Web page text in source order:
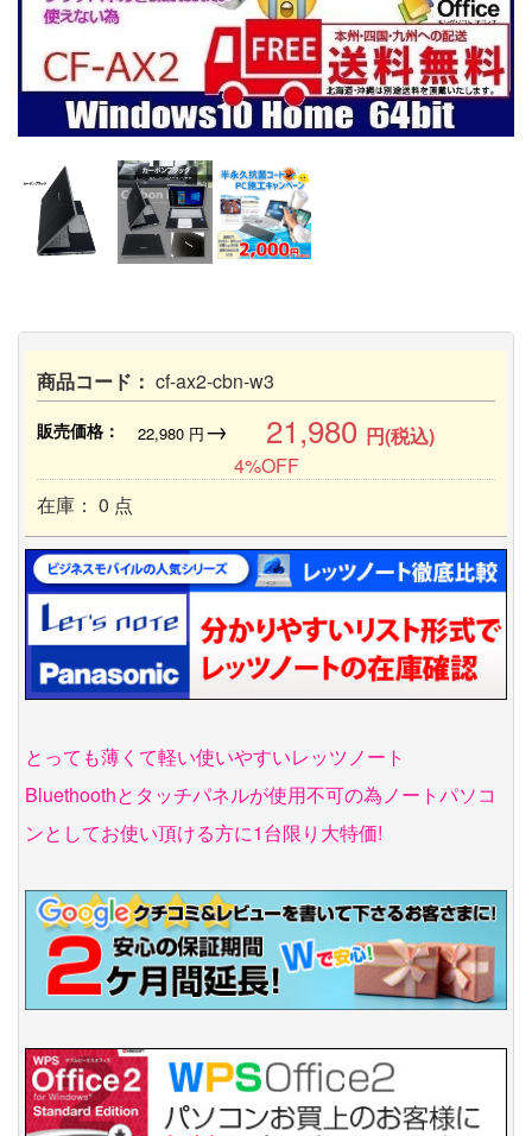
商品コード： cf-ax2-cbn-w3
販売価格： 22,980円→ 21,980 円(税込)
4%OFF
在庫： 0 点
とっても薄くて軽い使いやすいレッツノート
Bluethoothとタッチパネルが使用不可の為ノートパソコ
ンとしてお使い頂ける方に1台限り大特価!